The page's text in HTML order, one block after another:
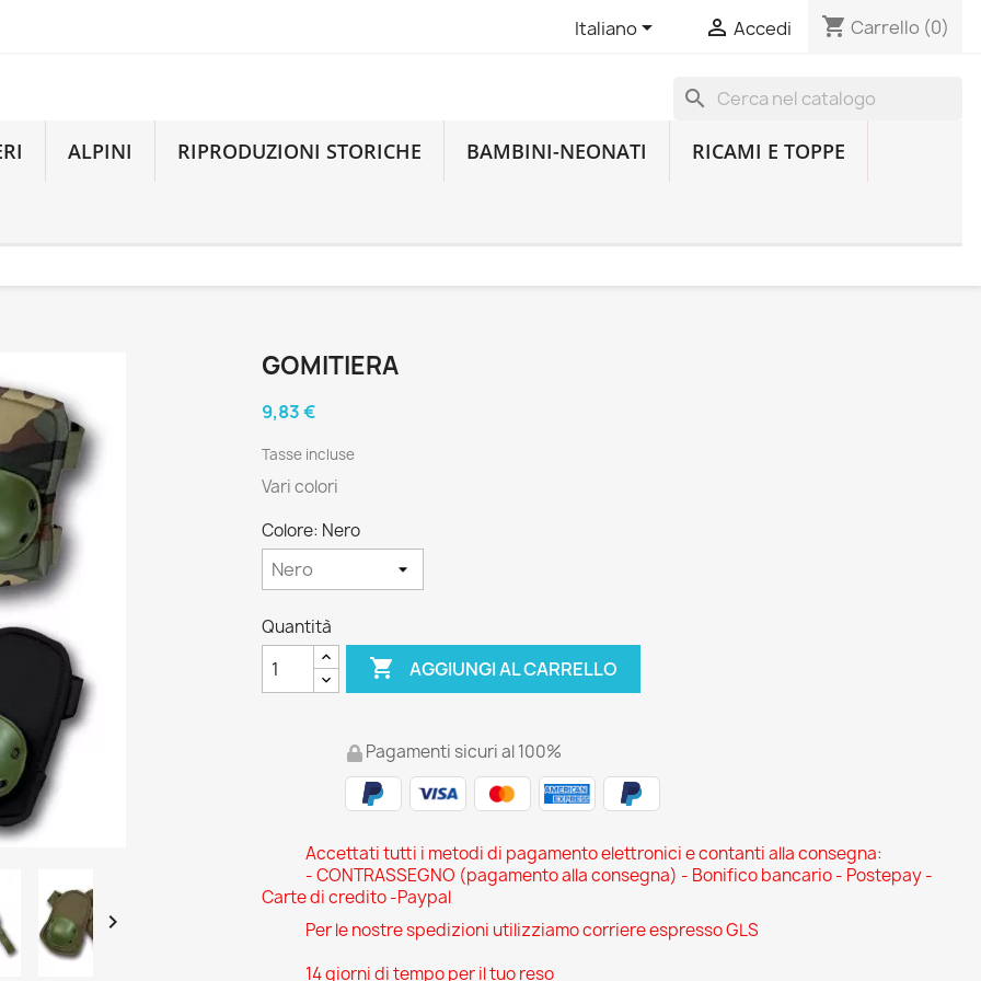
Italiano  Accedi shopping_cart Carrello (0)
search
ALPINI RIPRODUZIONI STORICHE BAMBINI-NEONATI RICAMI E TOPPE

GOMITIERA
9,83 €
Tasse incluse
Vari colori
Colore: Nero
Quantità
 AGGIUNGI AL CARRELLO
Pagamenti sicuri al 100%
Accettati tutti i metodi di pagamento elettronici e contanti alla consegna:
- CONTRASSEGNO (pagamento alla consegna) - Bonifico bancario - Postepay -
Carte di credito -Paypal
Per le nostre spedizioni utilizziamo corriere espresso GLS
14 giorni di tempo per il tuo reso